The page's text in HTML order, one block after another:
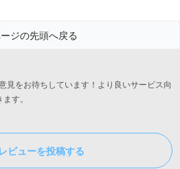
ジの先頭へ戻る
見をお待ちしています！より良いサービス向
す。
レビューを投稿する